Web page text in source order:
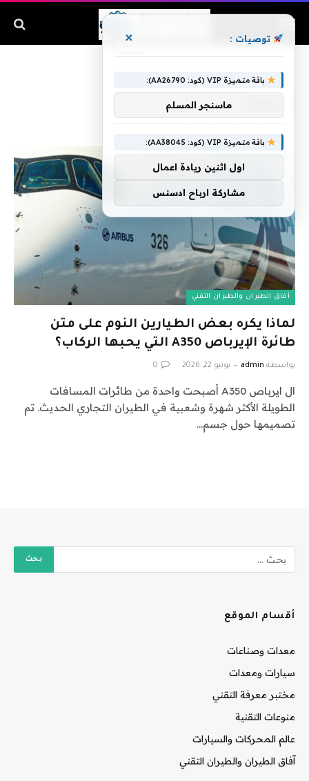
آفاق الطيران والطيران التقني
لماذا يكره بعض الطيارين النوم على متن
طائرة الإيرباص A350 التي يحبها الركاب؟
بواسطة admin يونيو 22, 2026 0
ال ايرباص A350 أصبحت واحدة من طائرات المسافات
الطويلة الأكثر شهرة وشعبية في الطيران التجاري الحديث. تم
تصميمها حول جسم…
أقسام الموقع
معدات وصناعات
سيارات ومعدات
مختبر معرفة التقني
منوعات التقنية
عالم المحركات والسيارات
آفاق الطيران والطيران التقني
توصيات : ×
باقة متميزة VIP (كود: AA26790):
ماسنجر المسلم
باقة متميزة VIP (كود: AA38045):
اول اثنين ريادة اعمال
مشاركة ارباح ادسنس